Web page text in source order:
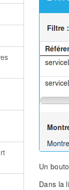
Un
Dans la